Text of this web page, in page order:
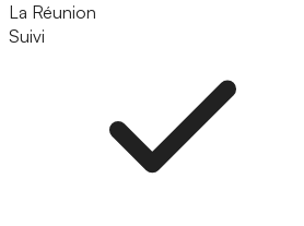
La Réunion
Suivi